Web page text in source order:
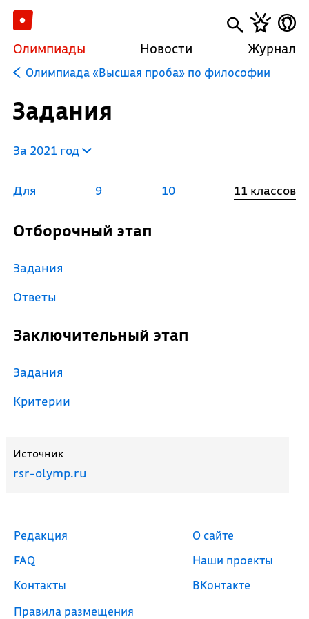
Олимпиады Новости Журнал
Олимпиада «Высшая проба» по философии
Задания
За 2021 год
Для 9 10 11 классов
Отборочный этап
Задания
Ответы
Заключительный этап
Задания
Критерии
Источник
rsr-olymp.ru
Редакция
FAQ
Контакты
Правила размещения
О сайте
Наши проекты
ВКонтакте